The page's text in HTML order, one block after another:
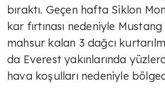
bıraktı. Geçen hafta Siklon
kar fırtınası nedeniyle
mahsur kalan 3 dağcı
da Everest yakınlarında
hava koşulları nedeniyle